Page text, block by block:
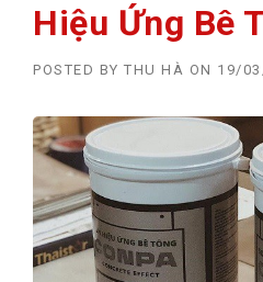
Hiệu Ứng Bê
POSTED BY THU HÀ ON 19/